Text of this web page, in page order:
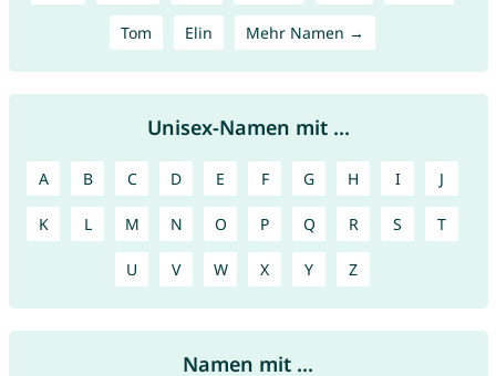
Tom Elin Mehr Namen →
Unisex-Namen mit ...
A B C D E F G H I J
K L M N O P Q R S T
U V W X Y Z
Namen mit ...